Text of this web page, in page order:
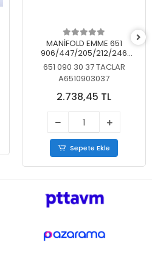
MANİFOLD EMME 651
906/447/205/212/246
KELEBEKSİZ
651 090 30 37 TACLAR
A6510903037
2.738,45 TL
Sepete Ekle